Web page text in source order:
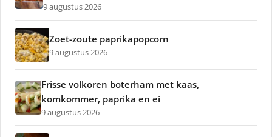
9 augustus 2026
Zoet-zoute paprikapopcorn
9 augustus 2026
Frisse volkoren boterham met kaas,
komkommer, paprika en ei
9 augustus 2026